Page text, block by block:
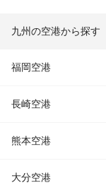
九州の空港から探す
福岡空港
長崎空港
熊本空港
大分空港